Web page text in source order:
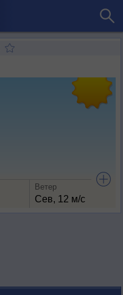
Ветер
Сев, 12 м/с